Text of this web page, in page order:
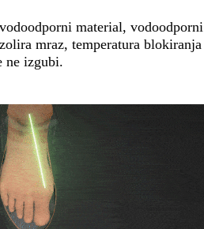
material, vodoodporni
mraz, temperatura blokiranja
ne izgubi.